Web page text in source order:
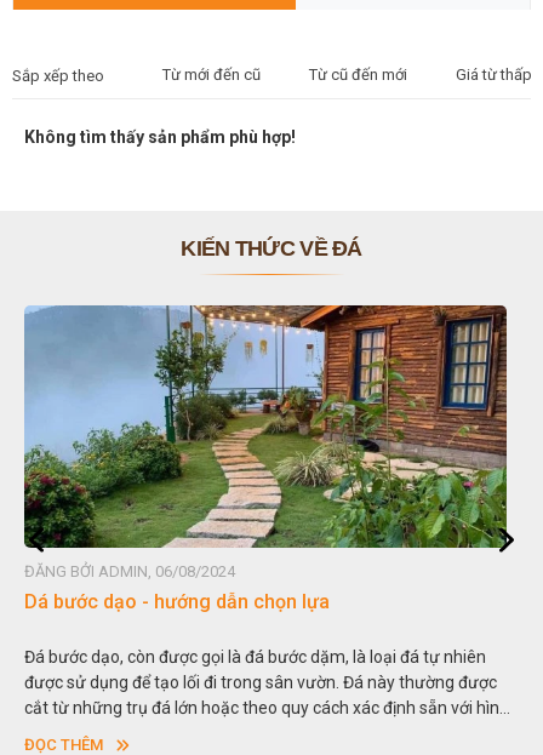
Sắp xếp theo Từ mới đến cũ Từ cũ đến mới Giá từ thấp
Không tìm thấy sản phẩm phù hợp!
KIẾN THỨC VỀ ĐÁ
ĐĂNG BỞI ADMIN, 06/08/2024
Dá bước dạo - hướng dẫn chọn lựa
Đá bước dạo, còn được gọi là đá bước dặm, là loại đá tự nhiên
được sử dụng để tạo lối đi trong sân vườn. Đá này thường được
cắt từ những trụ đá lớn hoặc theo quy cách xác định sẵn với hình
vuông hoặc hình chữ nhật và có độ dày khác nhau.
ĐỌC THÊM